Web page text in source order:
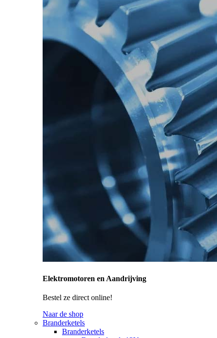
Elektromotoren en Aandrijving
Bestel ze direct online!
Naar de shop
Branderketels
Branderketels